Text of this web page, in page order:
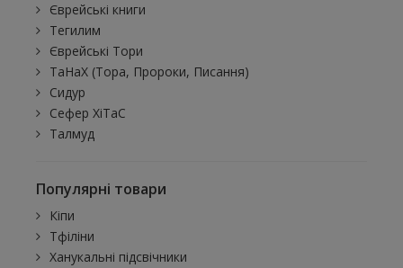
Єврейські книги
Тегилим
Єврейські Тори
ТаНаХ (Тора, Пророки, Писання)
Сидур
Сефер ХіТаС
Талмуд
Популярні товари
Кіпи
Тфіліни
Ханукальні підсвічники